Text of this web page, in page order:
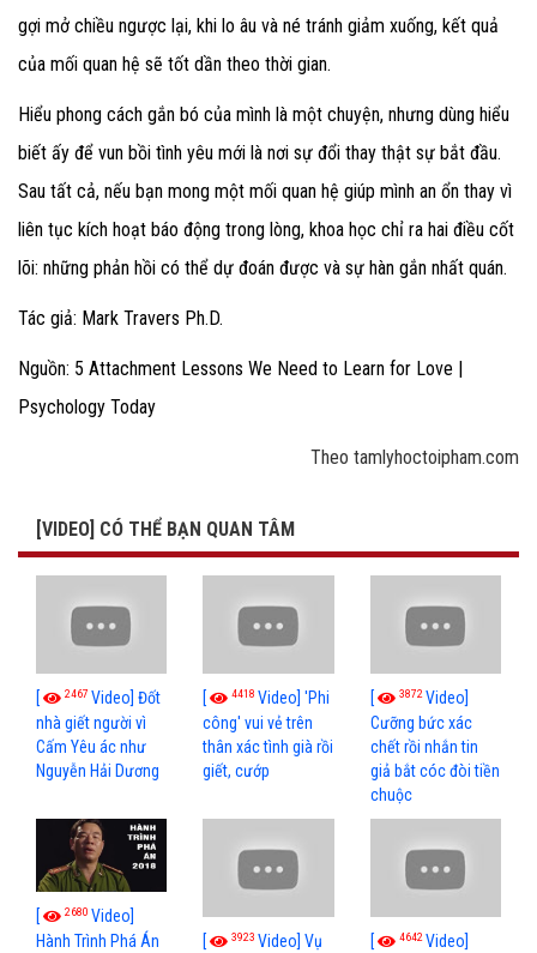
gợi mở chiều ngược lại, khi lo âu và né tránh giảm xuống, kết quả
của mối quan hệ sẽ tốt dần theo thời gian.
Hiểu phong cách gắn bó của mình là một chuyện, nhưng dùng hiểu
biết ấy để vun bồi tình yêu mới là nơi sự đổi thay thật sự bắt đầu.
Sau tất cả, nếu bạn mong một mối quan hệ giúp mình an ổn thay vì
liên tục kích hoạt báo động trong lòng, khoa học chỉ ra hai điều cốt
lõi: những phản hồi có thể dự đoán được và sự hàn gắn nhất quán.
Tác giả: Mark Travers Ph.D.
Nguồn: 5 Attachment Lessons We Need to Learn for Love |
Psychology Today
Theo tamlyhoctoipham.com
[VIDEO] CÓ THỂ BẠN QUAN TÂM
[ 2467 Video] Đốt
nhà giết người vì
Cấm Yêu ác như
Nguyễn Hải Dương
[ 4418Video] 'Phi
công' vui vẻ trên
thân xác tình già rồi
giết, cướp
[ 3872 Video]
Cưỡng bức xác
chết rồi nhắn tin
giả bắt cóc đòi tiền
chuộc
[ 2680 Video]
Hành Trình Phá Án
[ 3923Video] Vụ
[ 4642 Video]